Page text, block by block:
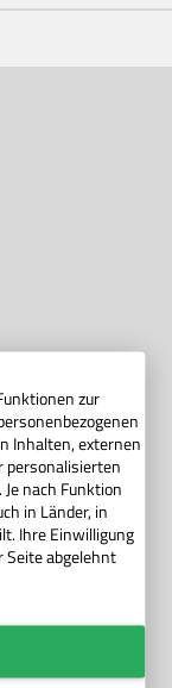
zur
Inhalten, externen
personalisierten
nach Funktion
in Länder, in
Ihre Einwilligung
abgelehnt